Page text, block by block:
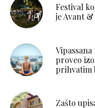
Festival
je Avant
proveo
prihvatim
Zašto